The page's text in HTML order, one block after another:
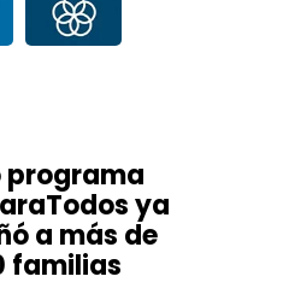
programa
ya
a más de
familias